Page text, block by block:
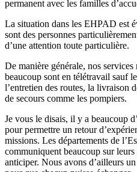
permanent avec les familles
La situation dans les EHPAD est
sont des personnes
d’une attention toute particulière.
De manière générale, nos services
beaucoup sont en télétravail sauf
l’entretien des routes, la livraison
de secours comme les pompiers.
Je vous le disais, il y a beaucoup
pour permettre un retour
missions. Les départements de
communiquent beaucoup sur
anticiper. Nous avons d’ailleurs